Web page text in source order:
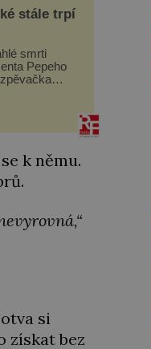
stále trpí
smrti
Pepeho
(45), dcera
fung...
k němu.
si
získat bez